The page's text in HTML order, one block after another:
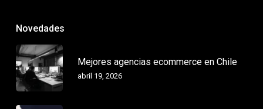
Novedades
Mejores agencias ecommerce en Chile
abril 19, 2026